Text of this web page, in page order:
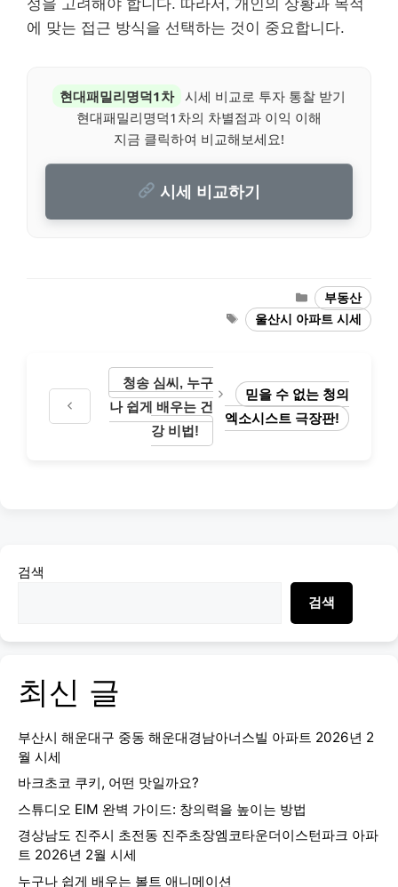
성을 고려해야 합니다. 따라서, 개인의 상황과 목적
에 맞는 접근 방식을 선택하는 것이 중요합니다.
현대패밀리명덕1차 시세 비교로 투자 통찰 받기
현대패밀리명덕1차의 차별점과 이익 이해
지금 클릭하여 비교해보세요!
시세 비교하기
Categories
부동산
Tags울산시 아파트 시세
청송 심씨, 누구
나 쉽게 배우는 건
강 비법!
믿을 수 없는 청의
엑소시스트 극장판!
검색
검색
최신 글
부산시 해운대구 중동 해운대경남아너스빌 아파트 2026년 2
월 시세
바크초코 쿠키, 어떤 맛일까요?
스튜디오 EIM 완벽 가이드: 창의력을 높이는 방법
경상남도 진주시 초전동 진주초장엠코타운더이스턴파크 아파
트 2026년 2월 시세
누구나 쉽게 배우는 볼트 애니메이션